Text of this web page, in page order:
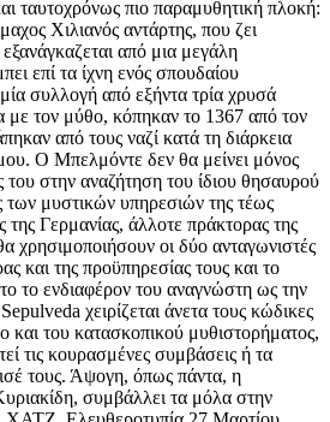
ταυτοχρόνως πιο παραμυθητική πλοκή:
Χιλιανός αντάρτης, που ζει
από μια μεγάλη
επί τα ίχνη ενός σπουδαίου
συλλογή από εξήντα τρία χρυσά
τον μύθο, κόπηκαν το 1367 από τον
από τους ναζί κατά τη διάρκεια
Ο Μπελμόντε δεν θα μείνει μόνος
του στην αναζήτηση του ίδιου θησαυρού
των μυστικών υπηρεσιών της τέως
της Γερμανίας, άλλοτε πράκτορας της
χρησιμοποιήσουν οι δύο ανταγωνιστές
και της προϋπηρεσίας τους και το
το ενδιαφέρον του αναγνώστη ως την
χειρίζεται άνετα τους κώδικες
και του κατασκοπικού μυθιστορήματος,
τις κουρασμένες συμβάσεις ή τα
τους. Άψογη, όπως πάντα, η
συμβάλλει τα μόλα στην